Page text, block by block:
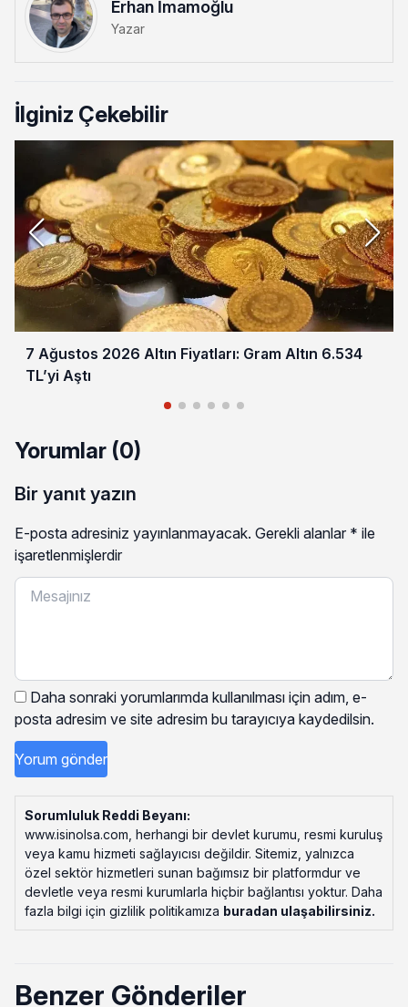
Erhan İmamoğlu
Yazar
İlginiz Çekebilir
7 Ağustos 2026 Altın Fiyatları: Gram Altın 6.534
TL’yi Aştı
Yorumlar (0)
Bir yanıt yazın
E-posta adresiniz yayınlanmayacak. Gerekli alanlar * ile
işaretlenmişlerdir
Daha sonraki yorumlarımda kullanılması için adım, e-
posta adresim ve site adresim bu tarayıcıya kaydedilsin.
Sorumluluk Reddi Beyanı:
www.isinolsa.com, herhangi bir devlet kurumu, resmi kuruluş
veya kamu hizmeti sağlayıcısı değildir. Sitemiz, yalnızca
özel sektör hizmetleri sunan bağımsız bir platformdur ve
devletle veya resmi kurumlarla hiçbir bağlantısı yoktur. Daha
fazla bilgi için gizlilik politikamıza buradan ulaşabilirsiniz.
Benzer Gönderiler